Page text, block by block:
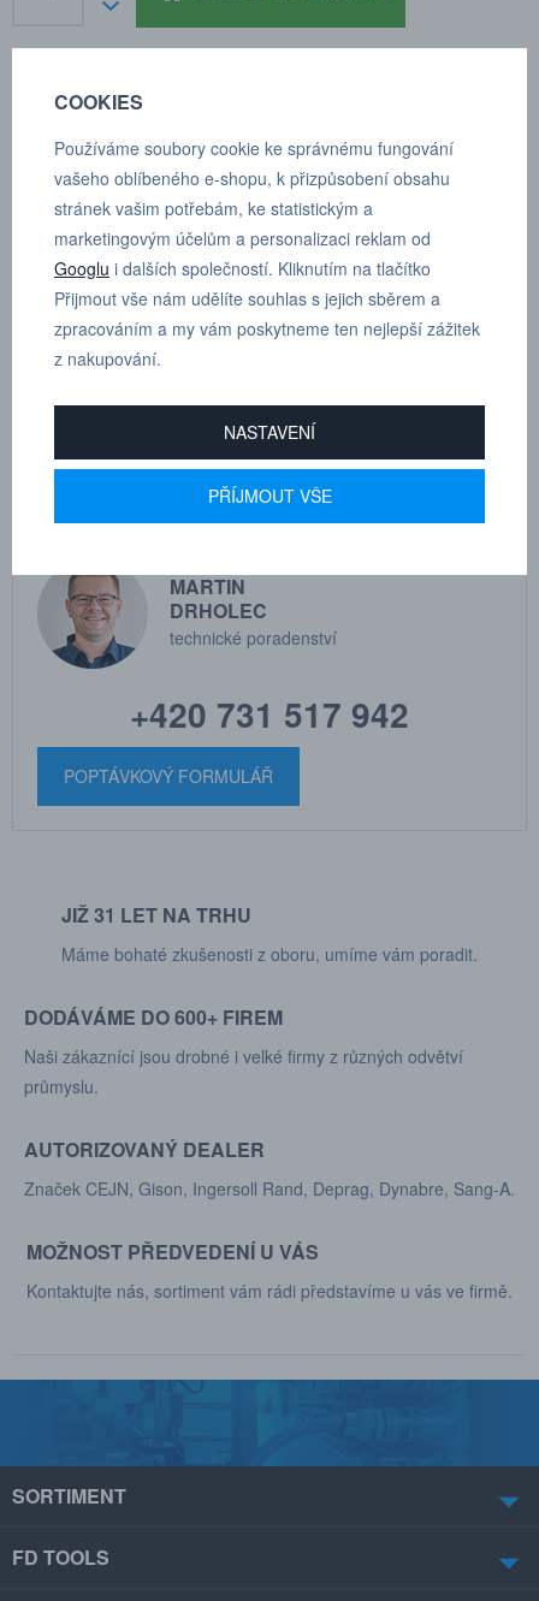
Tlumič hluku, sintrovaný bronz/mosaz, vnější závit, vnější šestihran
Závit: G 3/8"
SW: 19 mm
L: 33 mm
MARTIN
DRHOLEC
technické poradenství
+420 731 517 942
POPTÁVKOVÝ FORMULÁŘ
JIŽ 31 LET NA TRHU
Máme bohaté zkušenosti z oboru, umíme vám poradit.
DODÁVÁME DO 600+ FIREM
Naši zákaznící jsou drobné i velké firmy z různých odvětví
průmyslu.
AUTORIZOVANÝ DEALER
Značek CEJN, Gison, Ingersoll Rand, Deprag, Dynabre, Sang-A.
MOŽNOST PŘEDVEDENÍ U VÁS
Kontaktujte nás, sortiment vám rádi představíme u vás ve firmě.
SORTIMENT
FD TOOLS
COOKIES
Používáme soubory cookie ke správnému fungování
vašeho oblíbeného e-shopu, k přizpůsobení obsahu
stránek vašim potřebám, ke statistickým a
marketingovým účelům a personalizaci reklam od
Googlu i dalších společností. Kliknutím na tlačítko
Přijmout vše nám udělíte souhlas s jejich sběrem a
zpracováním a my vám poskytneme ten nejlepší zážitek
z nakupování.
NASTAVENÍ
PŘÍJMOUT VŠE